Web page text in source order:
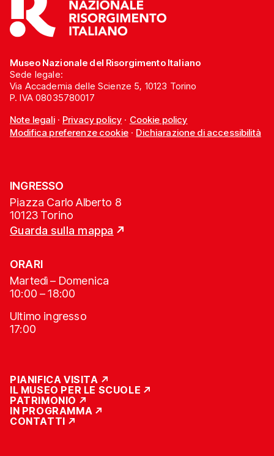
Museo Nazionale del Risorgimento Italiano
Sede legale:
Via Accademia delle Scienze 5, 10123 Torino
P. IVA 08035780017
Note legali· Privacy policy · Cookie policy
Modifica preferenze cookie· Dichiarazione di accessibilità
INGRESSO
Piazza Carlo Alberto 8
10123 Torino
Guarda sulla mappa
ORARI
Martedì – Domenica
10:00 – 18:00
Ultimo ingresso
17:00
PIANIFICA VISITA
IL MUSEO PER LE SCUOLE
PATRIMONIO
IN PROGRAMMA
CONTATTI